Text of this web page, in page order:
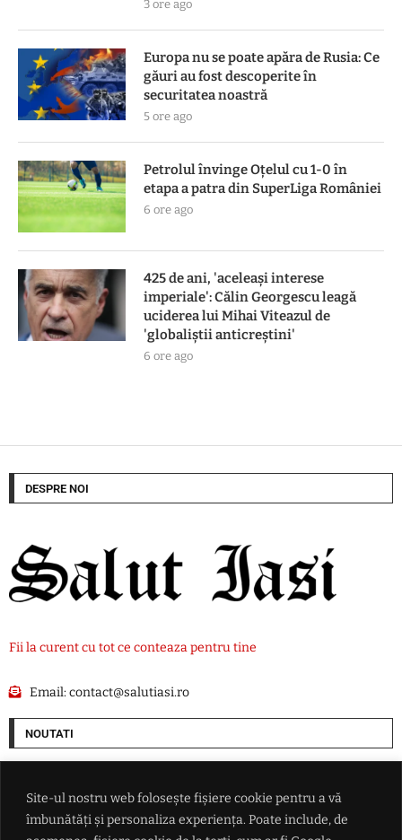
Site-ul nostru web folosește fișiere cookie pentru a vă
îmbunătăți și personaliza experiența. Poate include, de
3 ore ago
Europa nu se poate apăra de Rusia: Ce
găuri au fost descoperite în
securitatea noastră
5 ore ago
Petrolul învinge Oțelul cu 1-0 în
etapa a patra din SuperLiga României
6 ore ago
425 de ani, 'aceleași interese
imperiale': Călin Georgescu leagă
uciderea lui Mihai Viteazul de
'globaliștii anticreștini'
6 ore ago
DESPRE NOI
Fii la curent cu tot ce conteaza pentru tine
Email:contact@salutiasi.ro
NOUTATI
plătesc 1,2 miliarde de dolari ca să NU se mai construiască